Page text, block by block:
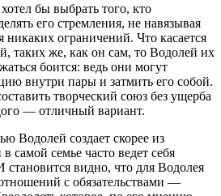
бы выбрать того, кто
его стремления, не навязывая
никаких ограничений. Что касается
таких же, как он сам, то Водолей их
боится: ведь они могут
внутри пары и затмить его собой.
творческий союз без ущерба
— отличный вариант.
Водолей создает скорее из
самой семье часто ведет себя
становится видно, что для Водолея
с обязательствами —